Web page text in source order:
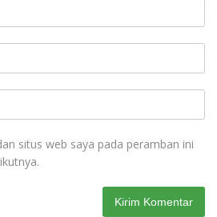
situs web saya pada peramban ini